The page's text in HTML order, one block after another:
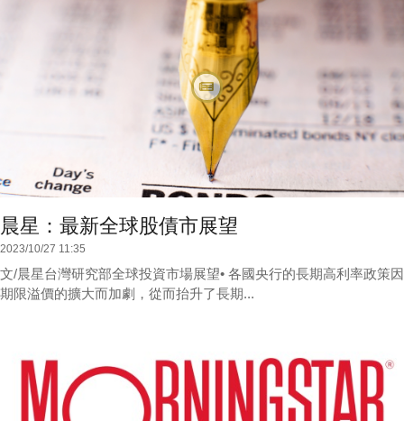
晨星：最新全球股債市展望
2023/10/27 11:35
文/晨星台灣研究部全球投資市場展望• 各國央行的長期高利率政策因
期限溢價的擴大而加劇，從而抬升了長期...